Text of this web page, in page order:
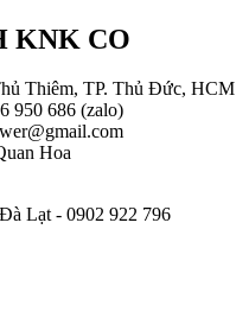
KNK CO
Thiêm, TP. Thủ Đức, HCM
950 686 (zalo)
Hoa
Lạt - 0902 922 796